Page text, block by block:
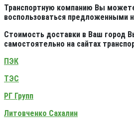
Транспортную компанию Вы
воспользоваться предложенными
Стоимость доставки в Ваш город
самостоятельно на сайтах
ПЭК
ТЭС
РГ Групп
Литовченко Сахалин